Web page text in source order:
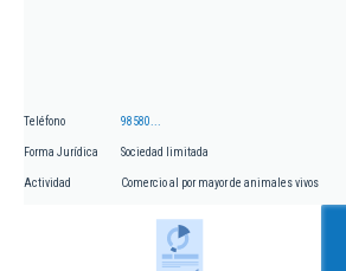
Teléfono 98580...
Forma Jurídica Sociedad limitada
Actividad Comercio al por mayor de animales vivos